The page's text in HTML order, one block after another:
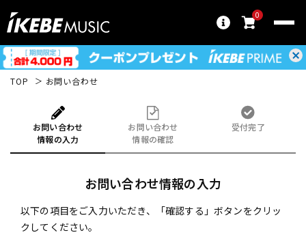
0
TOP お問い合わせ
お問い合わせ
情報の入力
お問い合わせ
情報の確認
受付完了
お問い合わせ情報の入力
以下の項目をご入力いただき、「確認する」ボタンをクリッ
クしてください。